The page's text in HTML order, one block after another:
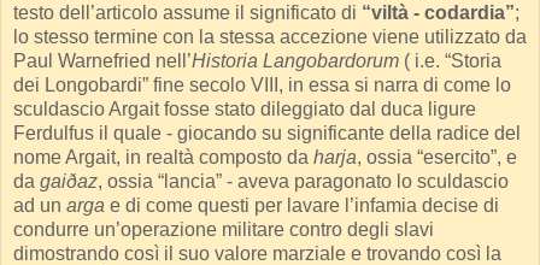
testo dell’articolo assume il significato di “viltà - codardia”;
lo stesso termine con la stessa accezione viene utilizzato da
Paul Warnefried nell’Historia Langobardorum ( i.e. “Storia
dei Longobardi” fine secolo VIII, in essa si narra di come lo
sculdascio Argait fosse stato dileggiato dal duca ligure
Ferdulfus il quale - giocando su significante della radice del
nome Argait, in realtà composto da harja, ossia “esercito”, e
da gaiðaz, ossia “lancia” - aveva paragonato lo sculdascio
ad un arga e di come questi per lavare l’infamia decise di
condurre un’operazione militare contro degli slavi
dimostrando così il suo valore marziale e trovando così la